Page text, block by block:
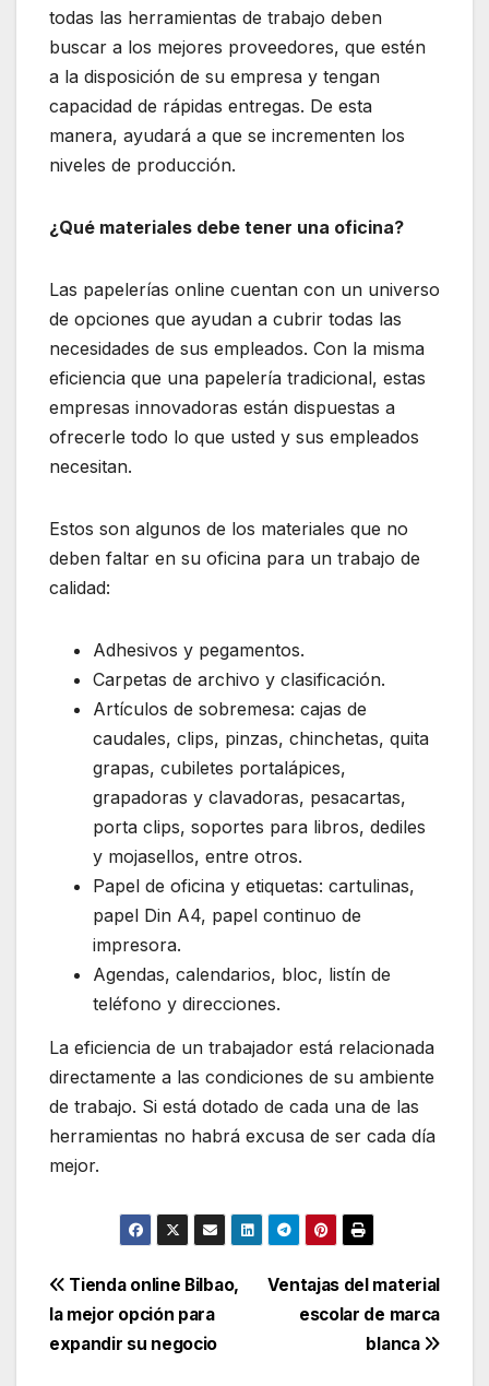
todas las herramientas de trabajo deben
buscar a los mejores proveedores, que estén
a la disposición de su empresa y tengan
capacidad de rápidas entregas. De esta
manera, ayudará a que se incrementen los
niveles de producción.
¿Qué materiales debe tener una oficina?
Las papelerías online cuentan con un universo
de opciones que ayudan a cubrir todas las
necesidades de sus empleados. Con la misma
eficiencia que una papelería tradicional, estas
empresas innovadoras están dispuestas a
ofrecerle todo lo que usted y sus empleados
necesitan.
Estos son algunos de los materiales que no
deben faltar en su oficina para un trabajo de
calidad:
Adhesivos y pegamentos.
Carpetas de archivo y clasificación.
Artículos de sobremesa: cajas de
caudales, clips, pinzas, chinchetas, quita
grapas, cubiletes portalápices,
grapadoras y clavadoras, pesacartas,
porta clips, soportes para libros, dediles
y mojasellos, entre otros.
Papel de oficina y etiquetas: cartulinas,
papel Din A4, papel continuo de
impresora.
Agendas, calendarios, bloc, listín de
teléfono y direcciones.
La eficiencia de un trabajador está relacionada
directamente a las condiciones de su ambiente
de trabajo. Si está dotado de cada una de las
herramientas no habrá excusa de ser cada día
mejor.
Navegación
de
Ventajas del material
escolar de marca
blanca
Tienda online Bilbao,
la mejor opción para
expandir su negocio